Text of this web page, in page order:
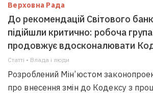
Верховна Рада
До рекомендацій Світового
підійшли критично: робоча група
продовжує вдосконалювати
Статті • Влада i люди
Розроблений Мін’юстом
про внесення змін до Кодексу з